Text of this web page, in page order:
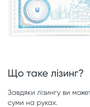
Що таке лізинг?
Завдяки лізингу ви
суми на руках.